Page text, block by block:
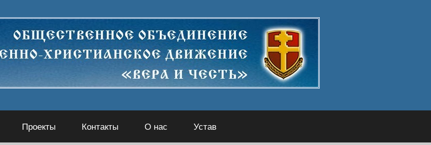
Проекты Контакты О нас Устав